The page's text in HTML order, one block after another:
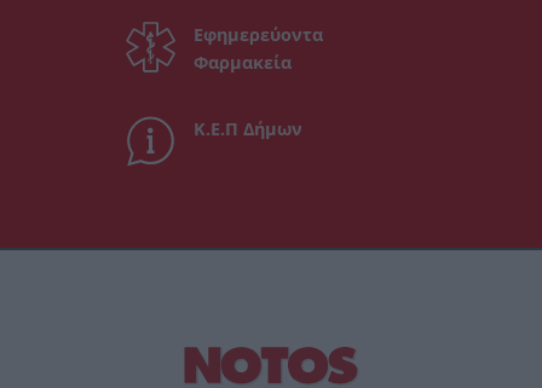
Εφημερεύοντα
Φαρμακεία
Κ.Ε.Π Δήμων